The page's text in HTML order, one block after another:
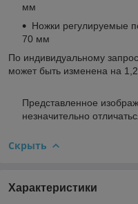
мм
Ножки регулируемые
70 мм
По индивидуальному
может быть изменена на
Представленное
незначительно
Скрыть
Характеристики